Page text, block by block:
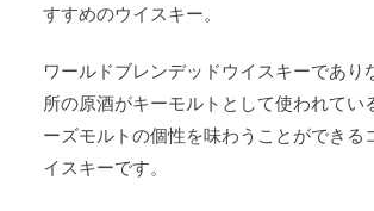
すすめのウイスキー。
ワールドブレンデッドウイスキーであり
所の原酒がキーモルトとして使われてい
ーズモルトの個性を味わうことができる
イスキーです。